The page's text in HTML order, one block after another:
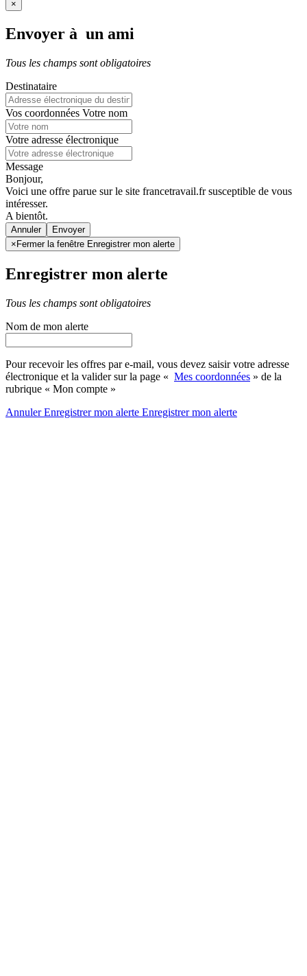
×
Envoyer à un ami
Tous les champs sont obligatoires
Destinataire
Vos coordonnées Votre nom
Votre adresse électronique
Message
Bonjour,
Voici une offre parue sur le site francetravail.fr susceptible de vous
intéresser.
A bientôt.
Annuler
× Fermer la fenêtre Enregistrer mon alerte
Enregistrer mon alerte
Tous les champs sont obligatoires
Nom de mon alerte
Pour recevoir les offres par e-mail, vous devez saisir votre adresse
électronique et la valider sur la page « Mes coordonnées » de la
rubrique « Mon compte »
AnnulerEnregistrer mon alerte Enregistrermon alerte